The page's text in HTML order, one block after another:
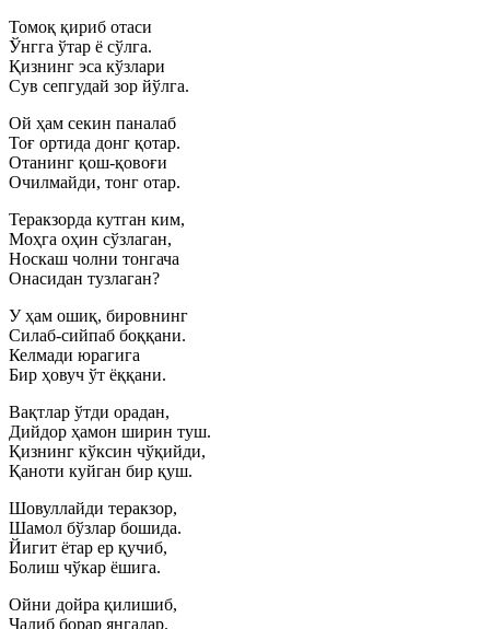
Томоқ қириб отаси
Ўнгга ўтар ё сўлга.
Қизнинг эса кўзлари
Сув сепгудай зор йўлга.
Ой ҳам секин паналаб
Тоғ ортида донг қотар.
Отанинг қош-қовоғи
Очилмайди, тонг отар.
Теракзорда кутган ким,
Моҳга оҳин сўзлаган,
Носкаш чолни тонгача
Онасидан тузлаган?
У ҳам ошиқ, бировнинг
Силаб-сийпаб боққани.
Келмади юрагига
Бир ҳовуч ўт ёққани.
Вақтлар ўтди орадан,
Дийдор ҳамон ширин туш.
Қизнинг кўксин чўқийди,
Қаноти куйган бир қуш.
Шовуллайди теракзор,
Шамол бўзлар бошида.
Йигит ётар ер қучиб,
Болиш чўкар ёшига.
Ойни дойра қилишиб,
Чалиб борар янгалар.